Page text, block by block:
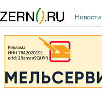
Новости